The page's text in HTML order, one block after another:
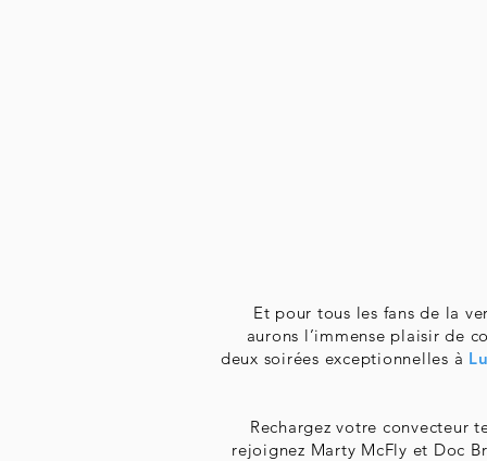
Et pour tous les fans de la
aurons l’immense plaisir de
deux soirées exceptionnelles à
Rechargez votre convecteur
rejoignez Marty McFly et Doc